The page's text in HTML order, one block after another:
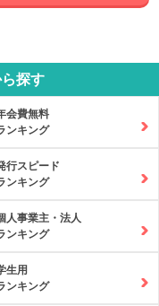
探す
会費無料
ンキング
行スピード
ンキング
人事業主・法人
ンキング
生用
ンキング